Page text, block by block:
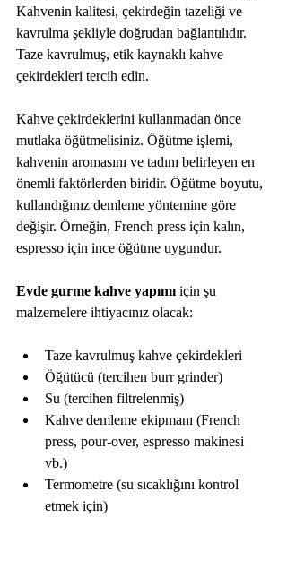
Kahvenin kalitesi, çekirdeğin tazeliği ve
kavrulma şekliyle doğrudan bağlantılıdır.
Taze kavrulmuş, etik kaynaklı kahve
çekirdekleri tercih edin.
Kahve çekirdeklerini kullanmadan önce
mutlaka öğütmelisiniz. Öğütme işlemi,
kahvenin aromasını ve tadını belirleyen en
önemli faktörlerden biridir. Öğütme boyutu,
kullandığınız demleme yöntemine göre
değişir. Örneğin, French press için kalın,
espresso için ince öğütme uygundur.
Evde gurme kahve yapımı için şu
malzemelere ihtiyacınız olacak:
Taze kavrulmuş kahve çekirdekleri
Öğütücü (tercihen burr grinder)
Su (tercihen filtrelenmiş)
Kahve demleme ekipmanı (French
press, pour-over, espresso makinesi
vb.)
Termometre (su sıcaklığını kontrol
etmek için)